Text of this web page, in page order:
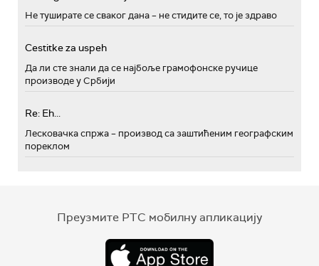
Не туширате се сваког дана – не стидите се, то је здраво
Cestitke za uspeh
Да ли сте знали да се најбоље грамофонске ручице
производе у Србији
Re: Eh...
Лесковачка спржа – производ са заштићеним географским
пореклом
Преузмите РТС мобилну апликацију